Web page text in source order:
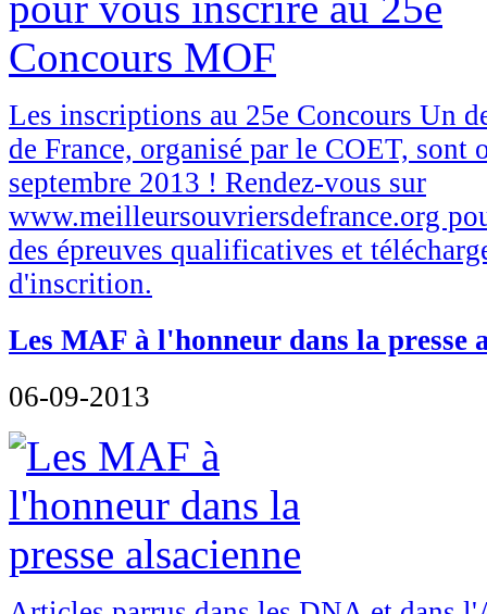
Les inscriptions au 25e Concours Un
de France, organisé par le COET, sont
septembre 2013 ! Rendez-vous sur
www.meilleursouvriersdefrance.org
des épreuves qualificatives et
d'inscrition.
Les MAF à l'honneur dans la presse
06-09-2013